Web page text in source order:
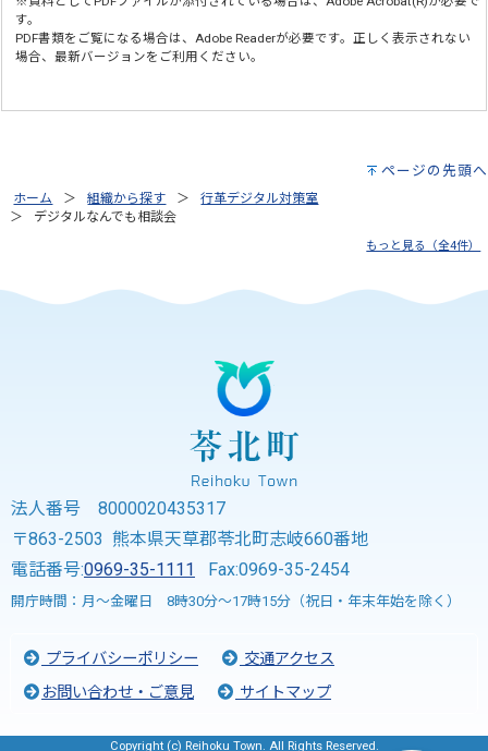
す。
PDF書類をご覧になる場合は、Adobe Readerが必要です。正しく表示されない
場合、最新バージョンをご利用ください。
ページの先頭へ
ホーム 組織から探す
行革デジタル対策室
デジタルなんでも相談会
もっと見る（全4件）
法人番号 8000020435317
〒863-2503 熊本県天草郡苓北町志岐660番地
電話番号:0969-35-1111 Fax:0969-35-2454
開庁時間：月～金曜日 8時30分～17時15分（祝日・年末年始を除く）
プライバシーポリシー
交通アクセス
お問い合わせ・ご意見
サイトマップ
Copyright (c) Reihoku Town. All Rights Reserved.